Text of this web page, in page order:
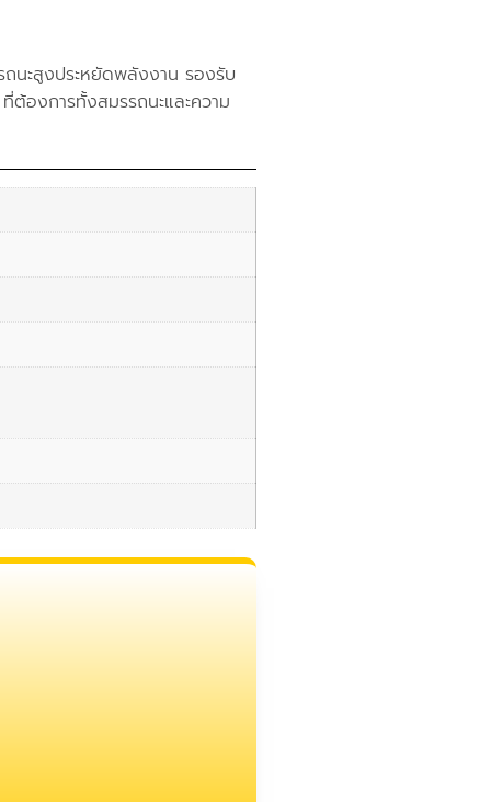
ถนะสูงประหยัดพลังงาน รองรับ
ต้องการทั้งสมรรถนะและความ